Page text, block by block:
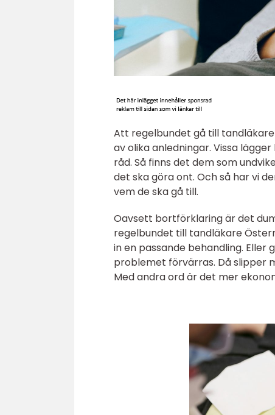
Att regelbundet gå till
av olika anledningar. Vissa
råd. Så finns det dem som
det ska göra ont. Och så har vi
vem de ska gå till.
Oavsett bortförklaring är det
regelbundet till tandläkare
in en passande behandling.
problemet förvärras. Då slipper
Med andra ord är det mer